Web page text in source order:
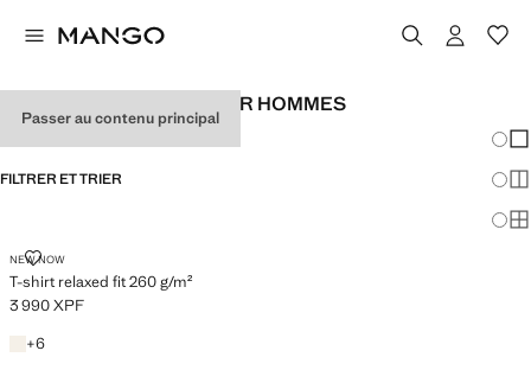
Passer au contenu principal
T-SHIRTS BASIQUES POUR HOMMES
FILTRER ET TRIER
NEW NOW
T-shirt relaxed fit 260 g/m²
T-SHIRT RELAXED FIT 260 G/M²
Prix actuel [3 990 XPF ]
3 990 XPF
Écru
+6
+6 couleurs